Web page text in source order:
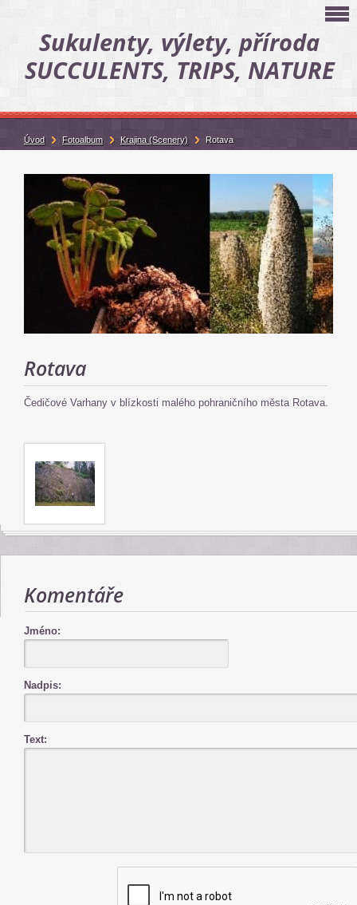
Sukulenty, výlety, příroda
SUCCULENTS, TRIPS, NATURE
Rotava
Čedičové Varhany v blízkosti malého pohraničního města Rotava.
Komentáře
Jméno:
Nadpis:
Text:
Úvod Fotoalbum Krajina (Scenery) Rotava